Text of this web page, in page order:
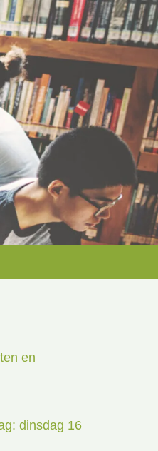
en
dinsdag 16